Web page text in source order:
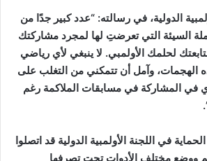
الدولية، في رسالته: “عدد كبير جدًا من
السيئة التي تعرضتِ لها لمجرد مشاركتك
لحلمك الأولمبي. لا ينبغي لأي رياضي
الهجمات، وآمل أن تتمكني من التغلب على
في المشاركة في مسابقات الملاكمة رغم
في اللجنة الأولمبية الدولية قد اتصلوا
ووضع مختلف الأدوات تحت تصرفها